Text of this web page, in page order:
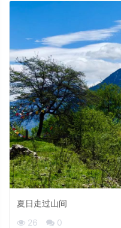
夏日走过山间
26
0